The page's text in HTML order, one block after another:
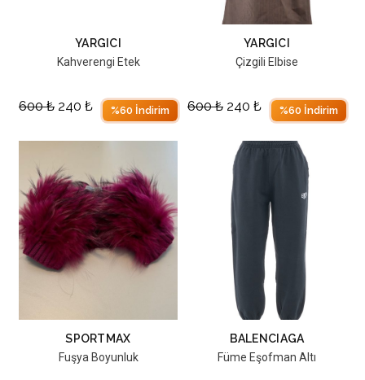
YARGICI
Kahverengi Etek
600₺ 240 ₺ %60 İndirim
YARGICI
Çizgili Elbise
600₺ 240 ₺ %60 İndirim
SPORTMAX
Fuşya Boyunluk
BALENCIAGA
Füme Eşofman Altı